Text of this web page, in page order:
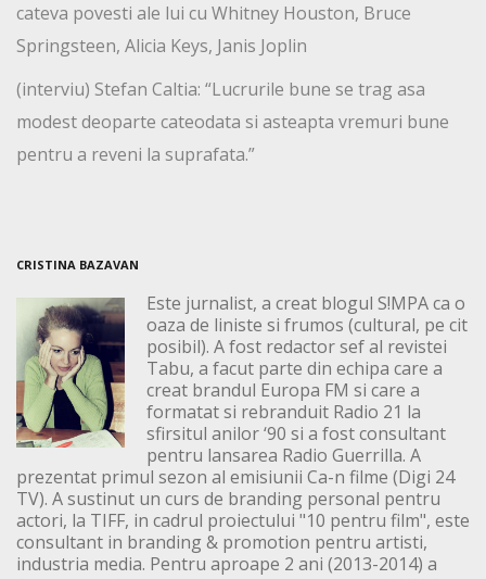
cateva povesti ale lui cu Whitney Houston, Bruce
Springsteen, Alicia Keys, Janis Joplin
(interviu) Stefan Caltia: “Lucrurile bune se trag asa
modest deoparte cateodata si asteapta vremuri bune
pentru a reveni la suprafata.”
CRISTINA BAZAVAN
Este jurnalist, a creat blogul S!MPA ca o
oaza de liniste si frumos (cultural, pe cit
posibil). A fost redactor sef al revistei
Tabu, a facut parte din echipa care a
creat brandul Europa FM si care a
formatat si rebranduit Radio 21 la
sfirsitul anilor ‘90 si a fost consultant
pentru lansarea Radio Guerrilla. A
prezentat primul sezon al emisiunii Ca-n filme (Digi 24
TV). A sustinut un curs de branding personal pentru
actori, la TIFF, in cadrul proiectului "10 pentru film", este
consultant in branding & promotion pentru artisti,
industria media. Pentru aproape 2 ani (2013-2014) a